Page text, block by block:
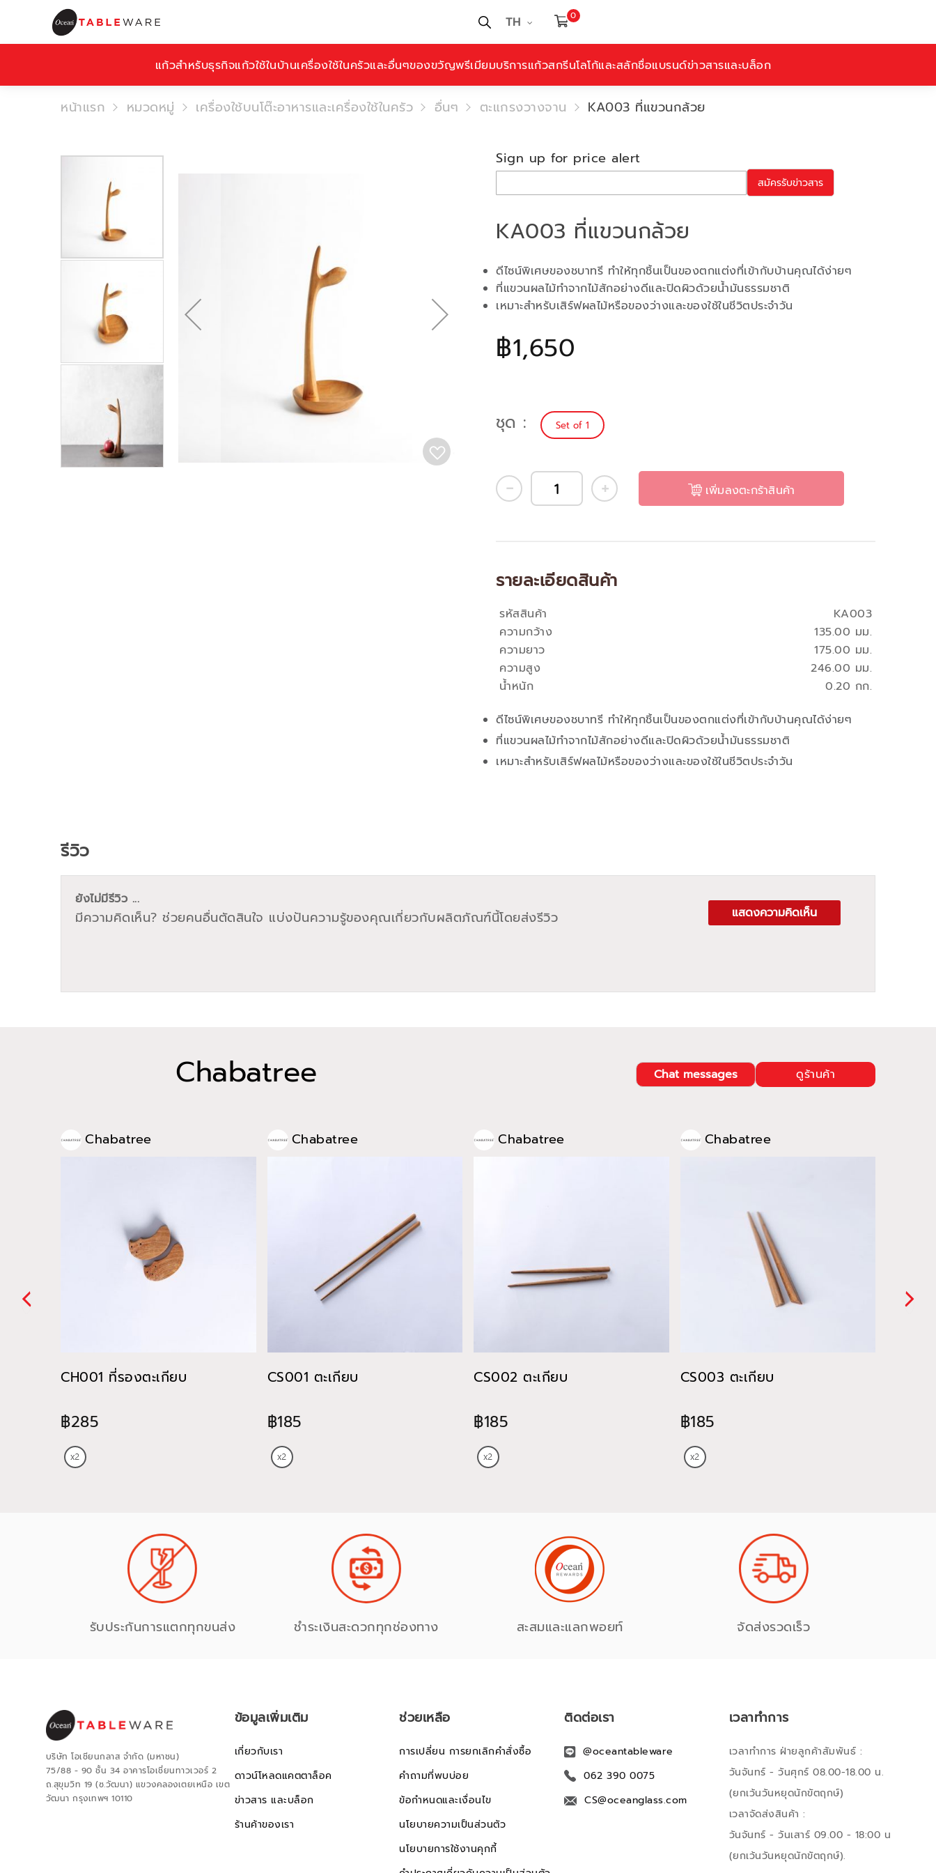
TH 0
แก้วสำหรับธุรกิจแก้วใช้ในบ้านเครื่องใช้ในครัวและอื่นๆของขวัญพรีเมียมบริการแก้วสกรีนโลโก้และสลักชื่อแบรนด์ข่าวสารและบล็อก
หน้าแรก หมวดหมู่ เครื่องใช้บนโต๊ะอาหารและเครื่องใช้ในครัว อื่นๆ ตะแกรงวางจาน KA003 ที่แขวนกล้วย
KA003 ที่แขวนกล้วย
฿1,650
ดีไซน์พิเศษของชบาทรี ทำให้ทุกชิ้นเป็นของตกแต่งที่เข้ากับบ้านคุณได้ง่ายๆ
ที่แขวนผลไม้ทำจากไม้สักอย่างดีและปิดผิวด้วยน้ำมันธรรมชาติ
เหมาะสำหรับเสิร์ฟผลไม้หรือของว่างและของใช้ในชีวิตประจำวัน
Sign up for price alert
สมัครรับข่าวสาร
ชุด Set of 1
เพิ่มลงตะกร้าสินค้า
ดีไซน์พิเศษของชบาทรี ทำให้ทุกชิ้นเป็นของตกแต่งที่เข้ากับบ้านคุณได้ง่ายๆ
ที่แขวนผลไม้ทำจากไม้สักอย่างดีและปิดผิวด้วยน้ำมันธรรมชาติ
เหมาะสำหรับเสิร์ฟผลไม้หรือของว่างและของใช้ในชีวิตประจำวัน
รายละเอียดสินค้า
คุณสมบัติ
ความสูง 246.00 มม.
รหัสสินค้า KA003
น้ำหนัก 0.20 กก.
ความกว้าง
135.00 มม.
ความยาว
175.00 มม.
Chabatree ดูร้านค้า
Chat messages
Chabatree
CH001 ที่รองตะเกียบ
฿285
Chabatree
CS001 ตะเกียบ
฿185
Chabatree
CS002 ตะเกียบ
฿185
Chabatree
CS003 ตะเกียบ
฿185
รีวิว
ยังไม่มีรีวิว ...
มีความคิดเห็น? ช่วยคนอื่นตัดสินใจ แบ่งปันความรู้ของคุณเกี่ยวกับผลิตภัณฑ์นี้โดยส่งรีวิว แสดงความคิดเห็น
รับประกันการแตกทุกขนส่ง ชำระเงินสะดวกทุกช่องทาง สะสมและแลกพอยท์ จัดส่งรวดเร็ว
บริษัท โอเชียนกลาส จำกัด (มหาชน)
75/88 - 90 ชั้น 34 อาคารโอเชี่ยนทาวเวอร์ 2
ถ.สุขุมวิท 19 (ซ.วัฒนา) แขวงคลองเตยเหนือ เขต
วัฒนา กรุงเทพฯ 10110
ข้อมูลเพิ่มเติม
เกี่ยวกับเรา
ดาวน์โหลดแคตตาล็อค
ข่าวสาร และบล็อก
ร้านค้าของเรา
ช่วยเหลือ
การเปลี่ยน การยกเลิกคำสั่งซื้อ
คำถามที่พบบ่อย
ข้อกำหนดและเงื่อนไข
นโยบายความเป็นส่วนตัว
นโยบายการใช้งานคุกกี้
ติดต่อเรา
@oceantableware
062 390 0075
CS@oceanglass.com
เวลาทำการ
เวลาทำการ ฝ่ายลูกค้าสัมพันธ์ :
วันจันทร์ - วันศุกร์ 08.00-18.00 น.
(ยกเว้นวันหยุดนักขัตฤกษ์)
เวลาจัดส่งสินค้า :
วันจันทร์ - วันเสาร์ 09.00 - 18:00 น
(ยกเว้นวันหยุดนักขัตฤกษ์).